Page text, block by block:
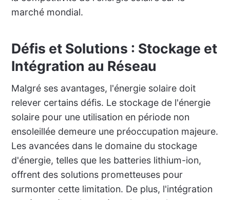
marché mondial.
Défis et Solutions : Stockage et
Intégration au Réseau
Malgré ses avantages, l'énergie solaire doit
relever certains défis. Le stockage de l'énergie
solaire pour une utilisation en période non
ensoleillée demeure une préoccupation majeure.
Les avancées dans le domaine du stockage
d'énergie, telles que les batteries lithium-ion,
offrent des solutions prometteuses pour
surmonter cette limitation. De plus, l'intégration